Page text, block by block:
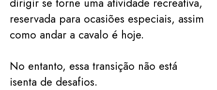
reservada para ocasiões especiais, assim
como andar a cavalo é hoje.
No entanto, essa transição não está
isenta de desafios.